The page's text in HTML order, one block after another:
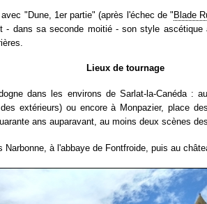
"Dune, 1er partie" (après l'échec de " Blade
- dans sa seconde moitié - son style ascétique
Lieux de tournage
dans les environs de Sarlat-la-Canéda :
extérieurs) ou encore à Monpazier, place
ans auparavant, au moins deux scènes
Narbonne, à l'abbaye de Fontfroide, puis au